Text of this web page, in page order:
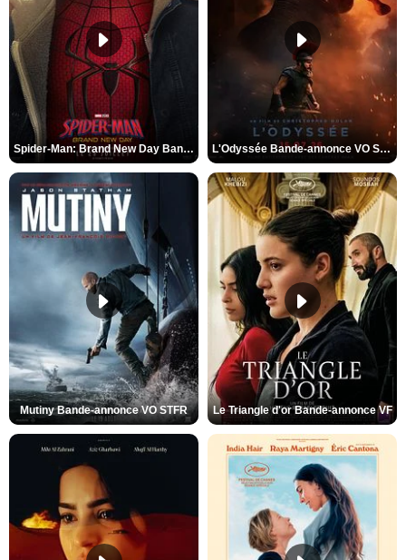
Spider-Man: Brand New Day Bande-annonce VO STFR L'Odyssée Bande-annonce VO STFR
Mutiny Bande-annonce VO STFR Le Triangle d'or Bande-annonce VF